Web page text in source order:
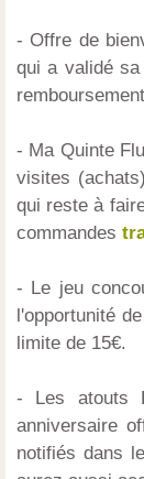
- Offre de
qui a validé
- Ma Quinte
visites
qui reste à
commandes
- Le jeu
l'opportunité
limite de 15€.
- Les atouts
anniversaire
notifiés dans